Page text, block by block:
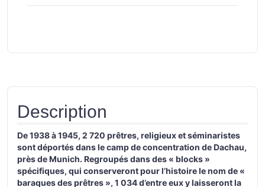
Description
De 1938 à 1945, 2 720 prêtres, religieux et séminaristes
sont déportés dans le camp de concentration de Dachau,
près de Munich. Regroupés dans des « blocks »
spécifiques, qui conserveront pour l’histoire le nom de «
baraques des prêtres », 1 034 d’entre eux y laisseront la